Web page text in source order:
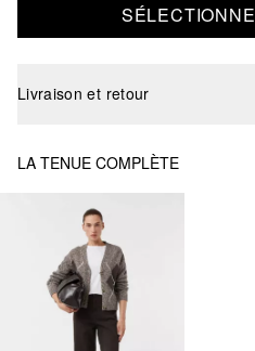
Livraison et retour
LA TENUE COMPLÈTE